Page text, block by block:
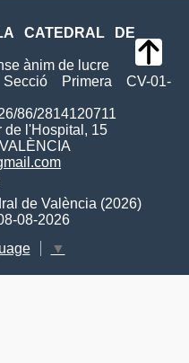
CATEDRAL DE
ànim de lucre
Primera CV-01-
86/2814120711
de l'Hospital, 15
de València (2026)
08-2026
▼